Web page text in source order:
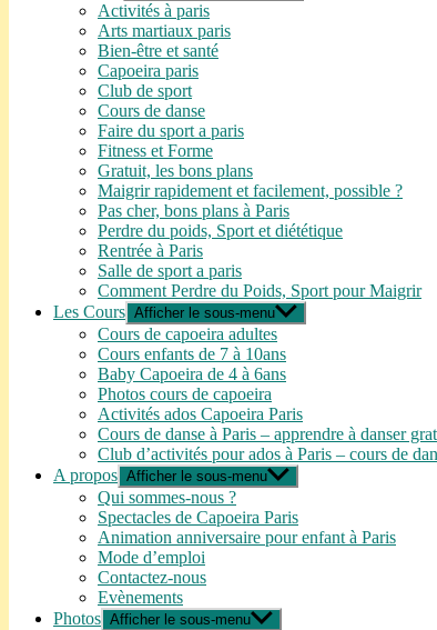
Activités à paris
Arts martiaux paris
Bien-être et santé
Capoeira paris
Club de sport
Cours de danse
Faire du sport a paris
Fitness et Forme
Gratuit, les bons plans
Maigrir rapidement et facilement, possible ?
Pas cher, bons plans à Paris
Perdre du poids, Sport et diététique
Rentrée à Paris
Salle de sport a paris
Comment Perdre du Poids, Sport pour Maigrir
Les Cours Afficher le sous-menu
Cours de capoeira adultes
Cours enfants de 7 à 10ans
Baby Capoeira de 4 à 6ans
Photos cours de capoeira
Activités ados Capoeira Paris
Cours de danse à Paris – apprendre à danser
Club d’activités pour ados à Paris – cours de
A propos Afficher le sous-menu
Qui sommes-nous ?
Spectacles de Capoeira Paris
Animation anniversaire pour enfant à Paris
Mode d’emploi
Contactez-nous
Evènements
Photos Afficher le sous-menu